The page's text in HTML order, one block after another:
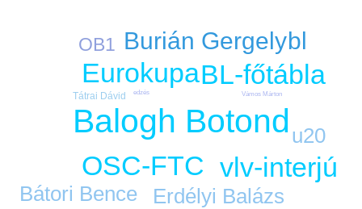
Balogh Botond
BL-főtábla
Eurokupa
OSC-FTC vlv-interjú
bl
Burián Gergely
Bátori Bence Erdélyi Balázs
u20
OB1
Tátrai Dávid edzés Vámos Márton